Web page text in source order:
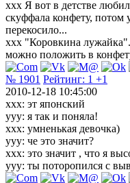
xxx Я вот в детстве
скуффала конфету, потом
перекосило...
xxx "Коровкина
можно положить в
№ 1901 Рейтинг: 1 +1
2010-12-18 10:45:00
xxx: эт японский
ууу: я так и поняла!
ххх: умненькая девочка)
ууу: че это значит?
ххх: это значит , что я
ууу: ты поторопился с